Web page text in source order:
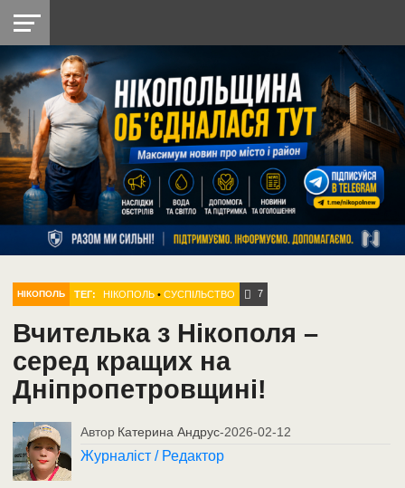
НІКОПОЛЬ
РАЙОН
СІЧЕСЛАВСЬКА
УКРАЇНА
РЕТРО
НІКОПОЛЬ
ЛАЙТ
УКРАЇНА
ДОПОМОГА
РАДІО
НІКОПОЛЬ ТЕГ: НІКОПОЛЬ •СУСПІЛЬСТВО 7
Вчителька з Нікополя –
серед кращих на
Дніпропетровщині!
Автор Катерина Андрус-2026-02-12
Журналіст / Редактор